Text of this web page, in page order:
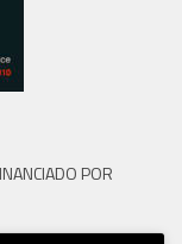
POR